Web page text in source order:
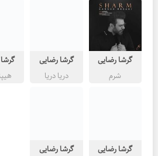
گرشا رضایی
شرم
گرشا رضایی
دریا دریا
گرشا رضایی
گرشا رضایی